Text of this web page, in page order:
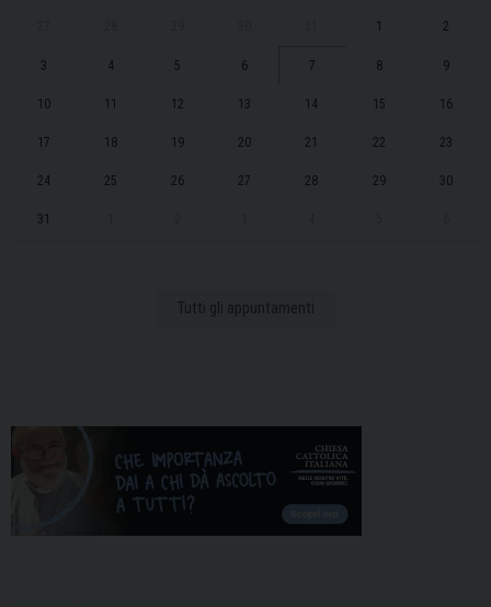
1 2
3 4 5 6 7 8 9
10 11 12 13 14 15 16
17 18 19 20 21 22 23
24 25 26 27 28 29 30
31
Tutti gli appuntamenti